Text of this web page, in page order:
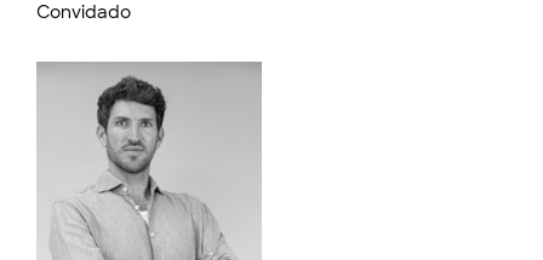
Convidado